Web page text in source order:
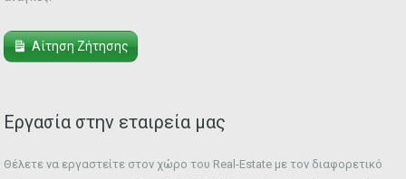
Αίτηση Ζήτησης
Εργασία στην εταιρεία μας
Θέλετε να εργαστείτε στον χώρο του Real-Estate με τον διαφορετικό